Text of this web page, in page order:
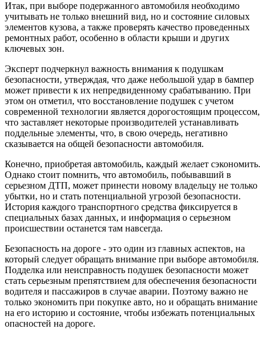
Итак, при выборе подержанного автомобиля необходимо
учитывать не только внешний вид, но и состояние силовых
элементов кузова, а также проверять качество проведенных
ремонтных работ, особенно в области крыши и других
ключевых зон.
Эксперт подчеркнул важность внимания к подушкам
безопасности, утверждая, что даже небольшой удар в бампер
может привести к их непредвиденному срабатыванию. При
этом он отметил, что восстановление подушек с учетом
современной технологии является дорогостоящим процессом,
что заставляет некоторые производителей устанавливать
поддельные элементы, что, в свою очередь, негативно
сказывается на общей безопасности автомобиля.
Конечно, приобретая автомобиль, каждый желает сэкономить.
Однако стоит помнить, что автомобиль, побывавший в
серьезном ДТП, может принести новому владельцу не только
убытки, но и стать потенциальной угрозой безопасности.
История каждого транспортного средства фиксируется в
специальных базах данных, и информация о серьезном
происшествии останется там навсегда.
Безопасность на дороге - это один из главных аспектов, на
который следует обращать внимание при выборе автомобиля.
Подделка или неисправность подушек безопасности может
стать серьезным препятствием для обеспечения безопасности
водителя и пассажиров в случае аварии. Поэтому важно не
только экономить при покупке авто, но и обращать внимание
на его историю и состояние, чтобы избежать потенциальных
опасностей на дороге.